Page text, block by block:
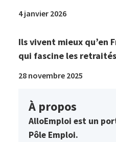
4 janvier 2026
Ils vivent mieux qu’en
qui fascine les retraités
28 novembre 2025
À propos
AlloEmploi est un
Pôle Emploi.